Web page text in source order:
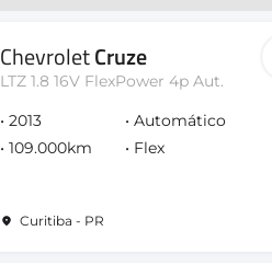
ChevroletCruze
LTZ 1.8 16V FlexPower 4p Aut.
2013
Automático
109.000km
Flex
Curitiba - PR